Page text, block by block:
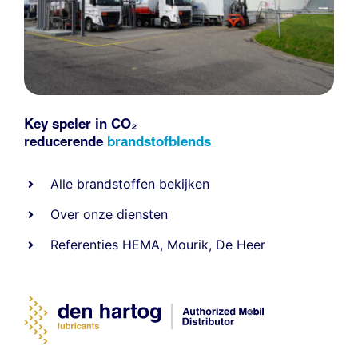
Key speler in CO₂
reducerende brandstofblends
Alle brandstoffen bekijken
Over onze diensten
Referenties HEMA, Mourik, De Heer